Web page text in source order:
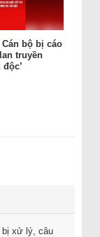
bộ bị cáo
truyền
bị xử lý, câu